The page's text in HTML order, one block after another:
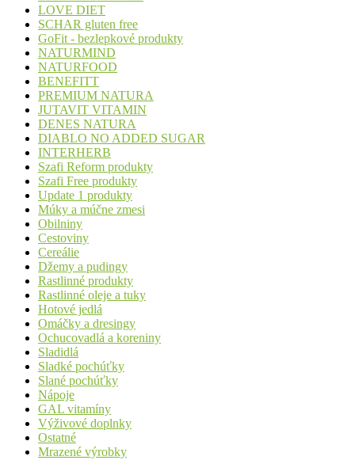
LOVE DIET
SCHAR gluten free
GoFit - bezlepkové produkty
NATURMIND
NATURFOOD
BENEFITT
PREMIUM NATURA
JUTAVIT VITAMIN
DENES NATURA
DIABLO NO ADDED SUGAR
INTERHERB
Szafi Reform produkty
Szafi Free produkty
Update 1 produkty
Múky a múčne zmesi
Obilniny
Cestoviny
Cereálie
Džemy a pudingy
Rastlinné produkty
Rastlinné oleje a tuky
Hotové jedlá
Omáčky a dresingy
Ochucovadlá a koreniny
Sladidlá
Sladké pochúťky
Slané pochúťky
Nápoje
GAL vitamíny
Výživové doplnky
Ostatné
Mrazené výrobky